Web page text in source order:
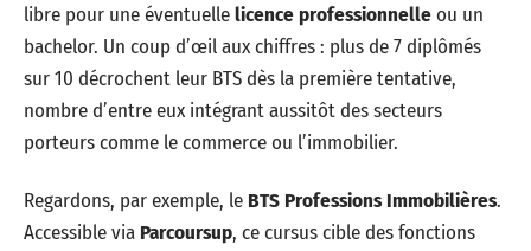
libre pour une éventuellelicence professionnelleou un
bachelor. Un coup d’œil aux chiffres : plus de 7 diplômés
sur 10 décrochent leur BTS dès la première tentative,
nombre d’entre eux intégrant aussitôt des secteurs
porteurs comme le commerce ou l’immobilier.
Regardons, par exemple, le BTS Professions Immobilières.
Accessible via Parcoursup, ce cursus cible des fonctions